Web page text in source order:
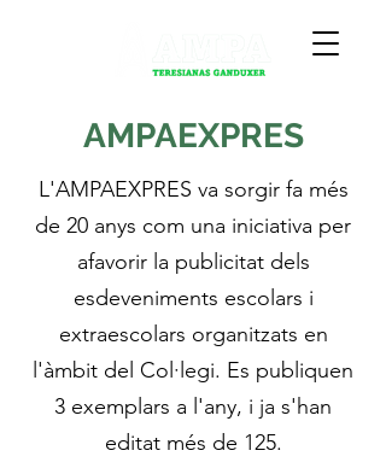
AMPAEXPRES
L'AMPAEXPRES va sorgir fa més
de 20 anys com una iniciativa per
afavorir la publicitat dels
esdeveniments escolars i
extraescolars organitzats en
l'àmbit del Col·legi. Es publiquen
3 exemplars a l'any, i ja s'han
editat més de 125.